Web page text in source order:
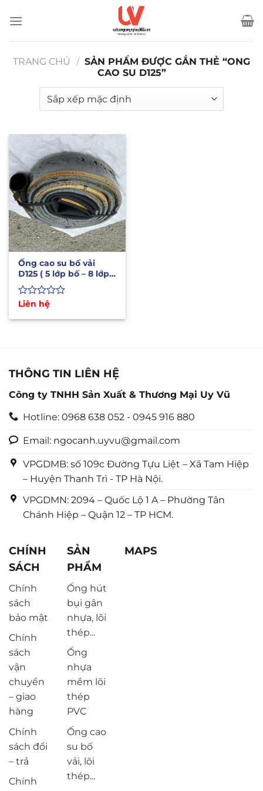
qua
TRANG CHỦ
/ SẢN PHẨM ĐƯỢC GẮN THẺ “ONG
CAO SU D125”
Ống cao su bố vải
D125 ( 5 lớp bố – 8 lớp
bố) chịu áp lực, mài
mòn
Được
hạng
Liên hệ
THÔNG TIN LIÊN HỆ
Công ty TNHH Sản Xuất & Thương Mại Uy Vũ
Hotline: 0968 638 052 - 0945 916 880
Email: ngocanh.uyvu@gmail.com
VPGDMB: số 109c Đường Tựu Liệt – Xã Tam Hiệp
– Huyện Thanh Trì - TP Hà Nội.
VPGDMN: 2094 – Quốc Lộ 1 A – Phường Tân
Chánh Hiệp – Quận 12 – TP HCM.
CHÍNH
SÁCH
Chính
sách
bảo mật
Chính
sách
vận
chuyển
– giao
hàng
Chính
sách đổi
– trả
Chính
SẢN
PHẨM
Ống hút
bụi gân
nhựa, lõi
thép...
Ống
nhựa
mềm lõi
thép
PVC
Ống cao
su bố
vải, lõi
thép...
MAPS